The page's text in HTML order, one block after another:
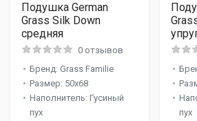
Подушка German
Grass Silk Down
средняя
0 отзывов
Бренд: Grass Familie
Размер: 50x68
Наполнитель: Гусиный
пух
пух